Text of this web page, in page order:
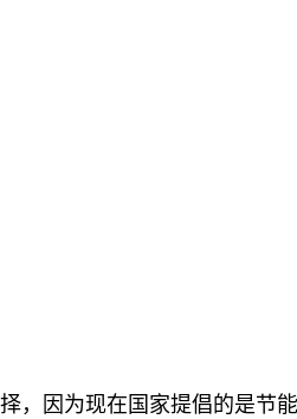
，因为现在国家提倡的是节